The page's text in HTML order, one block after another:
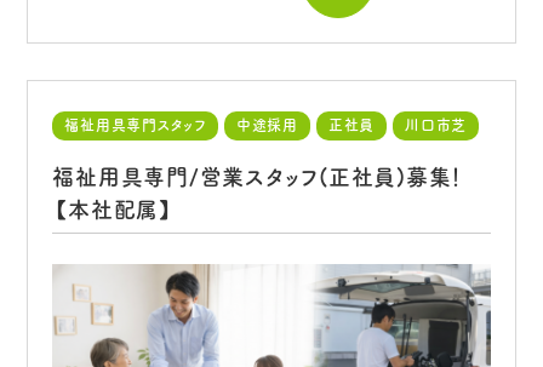
福祉用具専門スタッフ 中途採用 正社員 川口市芝
福祉用具専門/営業スタッフ(正社員)募集！
【本社配属】